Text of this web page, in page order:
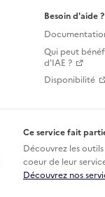
Besoin d'aide ?
Qui peut
d'IAE ?
Disponibilité
Ce service fait
Découvrez les
coeur de leur
Découvrez nos